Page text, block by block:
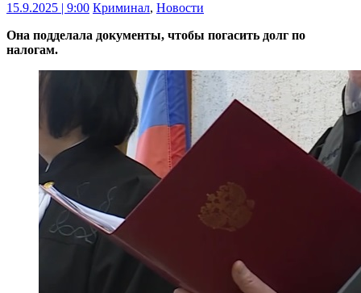
15.9.2025 | 9:00 Криминал, Новости
Она подделала документы, чтобы погасить долг по
налогам.